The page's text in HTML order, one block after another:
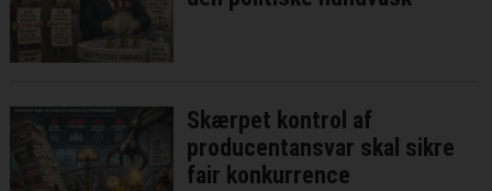
Skærpet kontrol af
producentansvar skal sikre
fair konkurrence